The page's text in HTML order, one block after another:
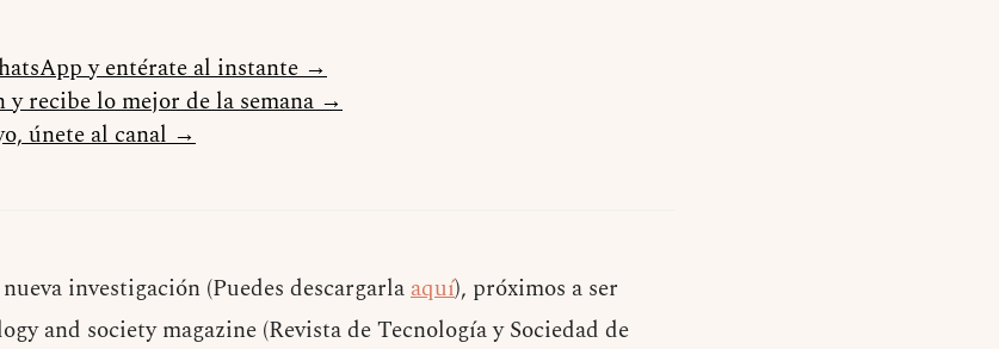
y entérate al instante →
y recibe lo mejor de la semana →
únete al canal →
investigación (Puedes descargarlaaquí), próximos a ser
and society magazine (Revista de Tecnología y Sociedad de